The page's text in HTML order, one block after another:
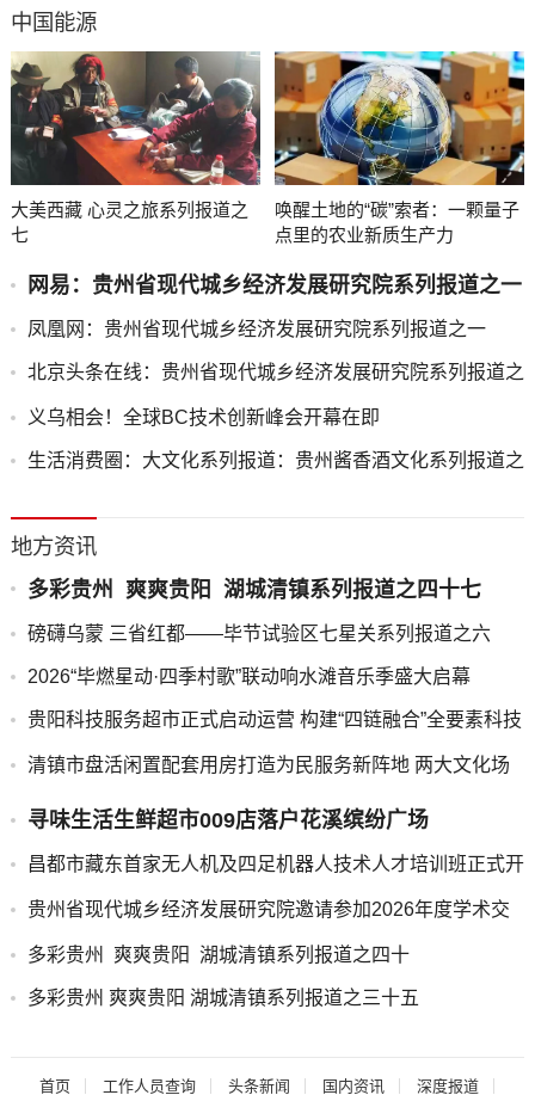
中国能源
大美西藏 心灵之旅系列报道之
七
唤醒土地的“碳”索者：一颗量子
点里的农业新质生产力
网易：贵州省现代城乡经济发展研究院系列报道之一
凤凰网：贵州省现代城乡经济发展研究院系列报道之一
北京头条在线：贵州省现代城乡经济发展研究院系列报道之
义乌相会！全球BC技术创新峰会开幕在即
生活消费圈：大文化系列报道：贵州酱香酒文化系列报道之
地方资讯
多彩贵州 爽爽贵阳 湖城清镇系列报道之四十七
磅礴乌蒙 三省红都——毕节试验区七星关系列报道之六
2026“毕燃星动·四季村歌”联动响水滩音乐季盛大启幕
贵阳科技服务超市正式启动运营 构建“四链融合”全要素科技
清镇市盘活闲置配套用房打造为民服务新阵地 两大文化场
寻味生活生鲜超市009店落户花溪缤纷广场
昌都市藏东首家无人机及四足机器人技术人才培训班正式开
贵州省现代城乡经济发展研究院邀请参加2026年度学术交
多彩贵州 爽爽贵阳 湖城清镇系列报道之四十
多彩贵州 爽爽贵阳 湖城清镇系列报道之三十五
首页 工作人员查询 头条新闻 国内资讯 深度报道